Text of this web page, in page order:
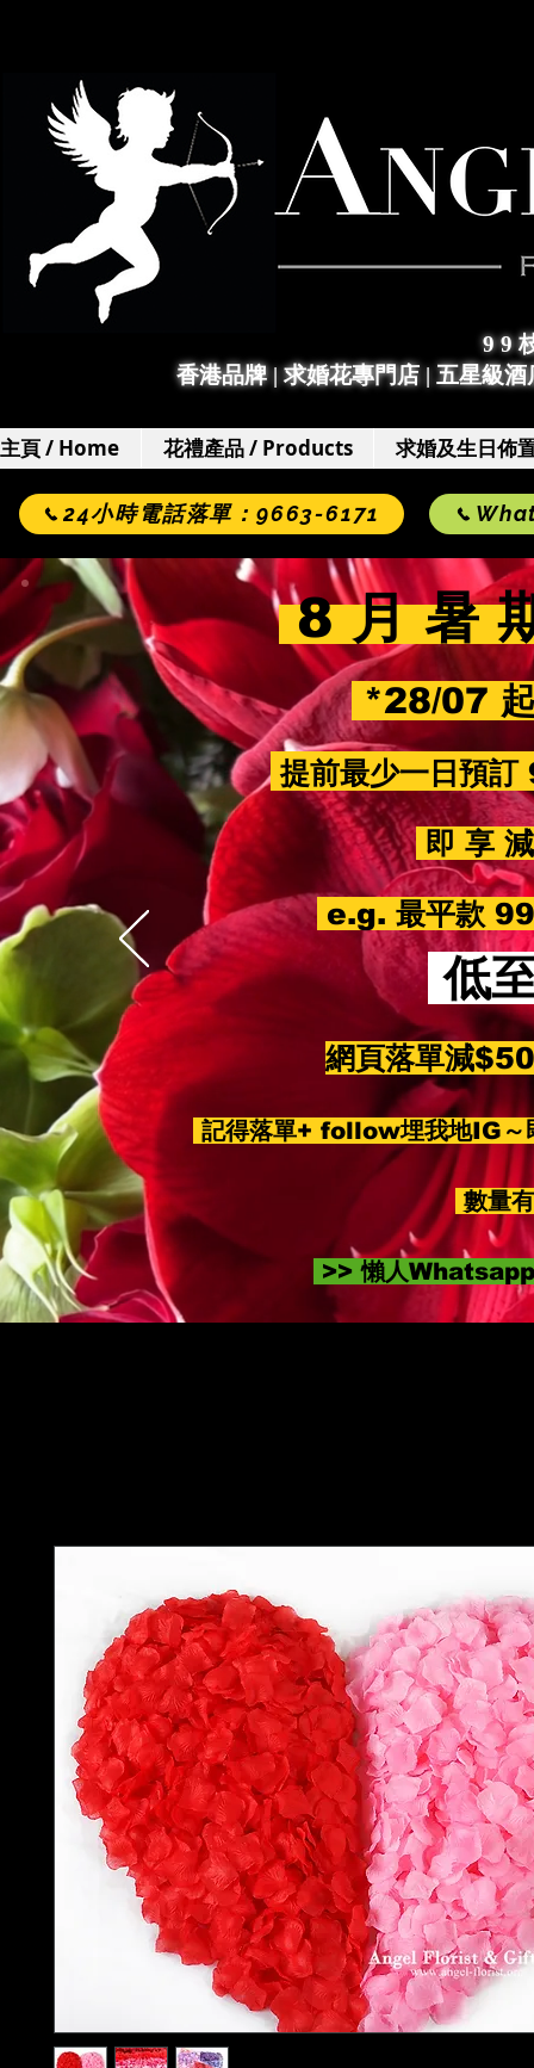
9 9
香港品牌 | 求婚花專門店| 五星級
主頁 / Home 花禮產品 / Products 求婚及生日佈
24小時電話落單：9663-6171
8 月 暑
*28/07
提前最少一日預
即 享
e.g. 最平款
低
網頁落單減
記得落單+ follow埋我地IG～
數量
>> 懶人